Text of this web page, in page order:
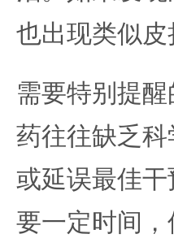
也出现类似
需要特别提
药往往缺乏
或延误最佳
要一定时间